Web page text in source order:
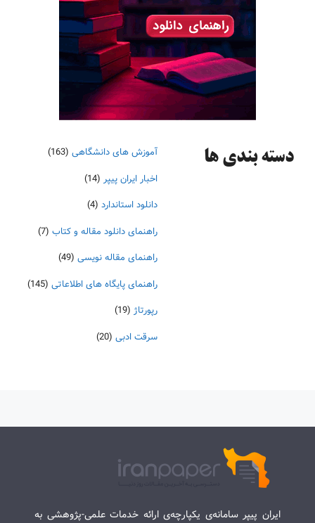
دسته‌ بندی ها آموزش های دانشگاهی (163)
اخبار ایران پیپر (14)
دانلود استاندارد (4)
راهنمای دانلود مقاله و کتاب (7)
راهنمای مقاله نویسی (49)
راهنمای پایگاه های اطلاعاتی (145)
رپورتاژ (19)
سرقت ادبی (20)
ایران پیپر سامانه‌ی یکپارچه‌ی ارائه خدمات علمی-پژوهشی به